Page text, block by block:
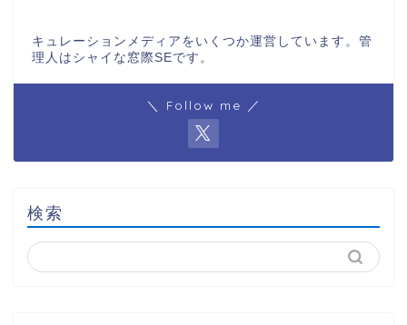
キュレーションメディアをいくつか運営しています。管
理人はシャイな窓際SEです。
＼ Follow me ／
検索